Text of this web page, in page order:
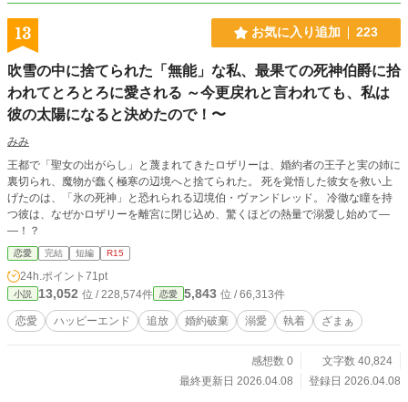
13 お気に入り追加 223
吹雪の中に捨てられた「無能」な私、最果ての死神伯爵に拾
われてとろとろに愛される ～今更戻れと言われても、私は
彼の太陽になると決めたので！〜
みみ
​王都で「聖女の出がらし」と蔑まれてきたロザリーは、婚約者の王子と実の姉に
裏切られ、魔物が蠢く極寒の辺境へと捨てられた。 ​死を覚悟した彼女を救い上
げたのは、「氷の死神」と恐れられる辺境伯・ヴァンドレッド。 冷徹な瞳を持
つ彼は、なぜかロザリーを離宮に閉じ込め、驚くほどの熱量で溺愛し始めて―
―！？
恋愛 完結 短編 R15
24h.ポイント 71pt
小説 13,052 位 / 228,574件 恋愛 5,843 位 / 66,313件
恋愛 ハッピーエンド 追放 婚約破棄 溺愛 執着 ざまぁ
感想数 0
文字数 40,824
最終更新日 2026.04.08
登録日 2026.04.08